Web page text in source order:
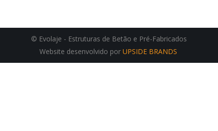
© Evolaje - Estruturas de Betão e Pré-Fabricados
Website desenvolvido por UPSIDE BRANDS